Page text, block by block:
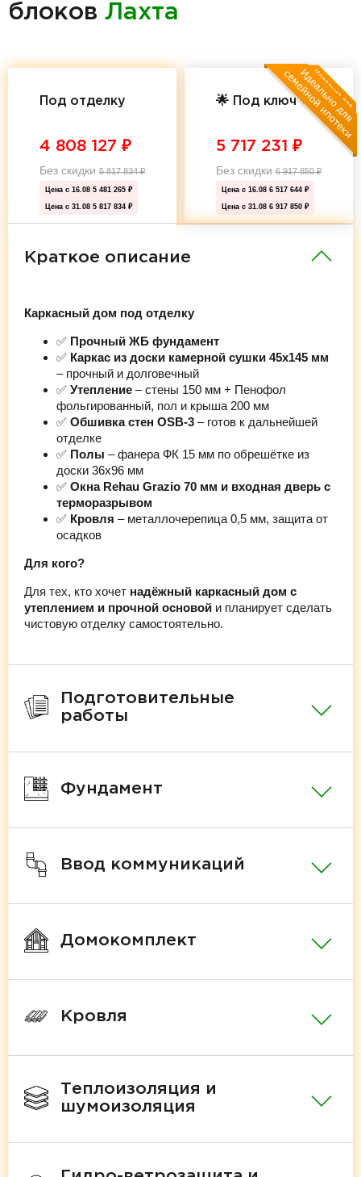
блоков Лахта
Под отделку
4 808 127 ₽
Без скидки 5 817 834₽
Цена с 16.08 5 481 265 ₽
Цена с 31.08 5 817 834 ₽
🌟 Под ключ 🌟
5 717 231 ₽
Без скидки 6 917 850₽
Цена с 16.08 6 517 644 ₽
Цена с 31.08 6 917 850 ₽
Краткое описание
Каркасный дом под отделку
✅ Прочный ЖБ фундамент
✅ Каркас из доски камерной сушки 45х145 мм
– прочный и долговечный
✅ Утепление – стены 150 мм + Пенофол
фольгированный, пол и крыша 200 мм
✅ Обшивка стен OSB-3 – готов к дальнейшей
отделке
✅ Полы – фанера ФК 15 мм по обрешётке из
доски 36х96 мм
✅ Окна Rehau Grazio 70 мм и входная дверь с
терморазрывом
✅ Кровля – металлочерепица 0,5 мм, защита от
осадков
Для кого?
Для тех, кто хочет надёжный каркасный дом с
утеплением и прочной основой и планирует сделать
чистовую отделку самостоятельно.
Подготовительные
работы
Фундамент
Ввод коммуникаций
Домокомплект
Кровля
Теплоизоляция и
шумоизоляция